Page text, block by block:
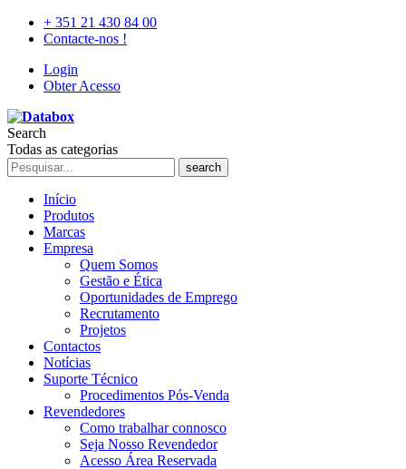
+ 351 21 430 84 00
Contacte-nos !
Login
Obter Acesso
Search
Todas as categorias
search
Início
Produtos
Marcas
Empresa
Quem Somos
Gestão e Ética
Oportunidades de Emprego
Recrutamento
Projetos
Contactos
Notícias
Suporte Técnico
Procedimentos Pós-Venda
Revendedores
Como trabalhar connosco
Seja Nosso Revendedor
Acesso Área Reservada